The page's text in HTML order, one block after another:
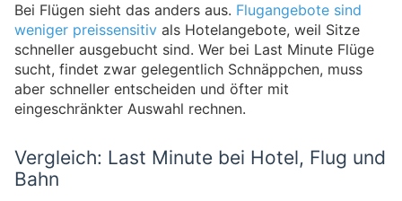
Bei Flügen sieht das anders aus. Flugangebote sind
weniger preissensitiv als Hotelangebote, weil Sitze
schneller ausgebucht sind. Wer bei Last Minute Flüge
sucht, findet zwar gelegentlich Schnäppchen, muss
aber schneller entscheiden und öfter mit
eingeschränkter Auswahl rechnen.
Vergleich: Last Minute bei Hotel, Flug und
Bahn